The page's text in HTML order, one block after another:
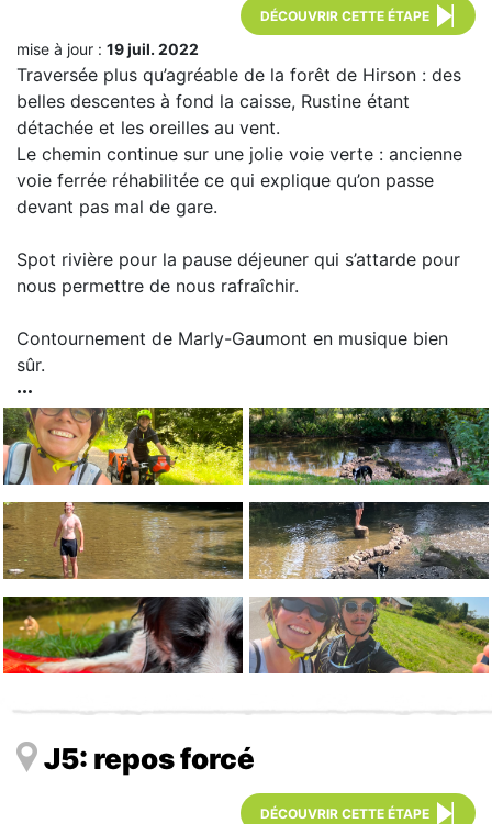
DÉCOUVRIR CETTE ÉTAPE
mise à jour : 19 juil. 2022
Traversée plus qu’agréable de la forêt de Hirson : des
belles descentes à fond la caisse, Rustine étant
détachée et les oreilles au vent.
Le chemin continue sur une jolie voie verte : ancienne
voie ferrée réhabilitée ce qui explique qu’on passe
devant pas mal de gare.
Spot rivière pour la pause déjeuner qui s’attarde pour
nous permettre de nous rafraîchir.
Contournement de Marly-Gaumont en musique bien
sûr.
J5: repos forcé
DÉCOUVRIR CETTE ÉTAPE